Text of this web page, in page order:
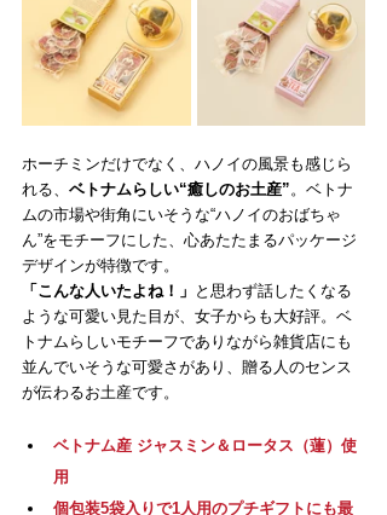
ホーチミンだけでなく、ハノイの風景も感じら
れる、 ベトナムらしい“癒しのお土産”。ベトナ
ムの市場や街角にいそうな“ハノイのおばちゃ
ん”をモチーフにした、心あたたまるパッケージ
デザインが特徴です。
「こんな人いたよね！」 と思わず話したくなる
ような可愛い見た目が、女子からも大好評。ベ
トナムらしいモチーフでありながら雑貨店にも
並んでいそうな可愛さがあり、贈る人のセンス
が伝わるお土産です。
ベトナム産 ジャスミン＆ロータス（蓮）使
用
個包装5袋入りで1人用のプチギフトにも最